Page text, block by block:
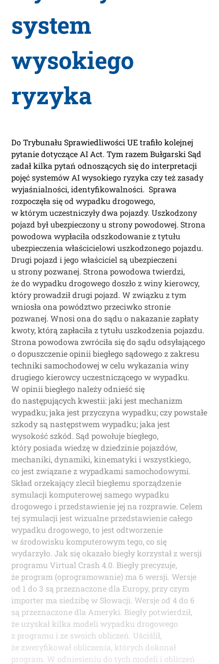
system
wysokiego
ryzyka
Do Trybunału Sprawiedliwości UE trafiło kolejnej
pytanie dotyczące AI Act. Tym razem Bułgarski Sąd
zadał kilka pytań odnoszących się do interpretacji
pojęć systemów AI wysokiego ryzyka czy też zasady
wyjaśnialności, identyfikowalności. Sprawa
rozpoczęła się od wypadku drogowego,
w którym uczestniczyły dwa pojazdy. Uszkodzony
pojazd był ubezpieczony u strony powodowej. Strona
powodowa wypłaciła odszkodowanie z tytułu
ubezpieczenia właścicielowi uszkodzonego pojazdu.
Drugi pojazd i jego właściciel są ubezpieczeni
u strony pozwanej. Strona powodowa twierdzi,
że do wypadku drogowego doszło z winy kierowcy,
który prowadził drugi pojazd. W związku z tym
wniosła ona powództwo przeciwko stronie
pozwanej. Wnosi ona do sądu o nakazanie zapłaty
kwoty, którą zapłaciła z tytułu uszkodzenia pojazdu.
Strona powodowa zwróciła się do sądu odsyłającego
o dopuszczenie opinii biegłego sądowego z zakresu
techniki samochodowej w celu wykazania winy
drugiego kierowcy uczestniczącego w wypadku.
W opinii biegłego należy odnieść się
do następujących kwestii: jaki jest mechanizm
wypadku; jaka jest przyczyna wypadku; czy powstałe
szkody są następstwem wypadku; jaka jest
wysokość szkód. Sąd powołuje biegłego,
który posiada wiedzę w dziedzinie pojazdów,
mechaniki, dynamiki, kinematyki i wszystkiego,
co jest związane z wypadkami samochodowymi.
Skład orzekający zlecił biegłemu sporządzenie
symulacji komputerowej samego wypadku
drogowego i przedstawienie jej na rozprawie. Celem
tej symulacji jest wizualne przedstawienie całego
wypadku drogowego, to jest odtworzenie
w środowisku komputerowym tego, co się
wydarzyło. Jak się okazało biegły korzystał z wersji
programu Virtual Crash 4.0. Biegły precyzuje,
że program (oprogramowanie) ma 6 wersji. Wersje
od 1 do 3 są przeznaczone dla Europy, przy czym
importer ma siedzibę w Słowacji. Wersje od 4 do 6
są przeznaczone dla Ameryki. Biegły potwierdził,
że uzyskał kilka modeli wypadku drogowego
z programu i ze swoich obliczeń. Uściślił,
że zweryfikował obliczenia, których dokonał
program. W odniesieniu do tych modeli i obliczeń